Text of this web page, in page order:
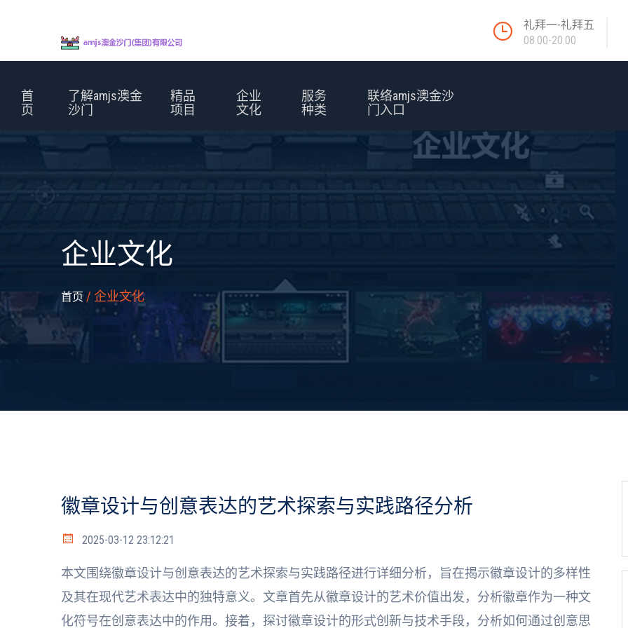
礼拜一-礼拜五
08.00-20.00
首
页
了解amjs澳金
沙门
精品
项目
企业
文化
服务
种类
联络amjs澳金沙
门入口
企业文化
首页/ 企业文化
徽章设计与创意表达的艺术探索与实践路径分析
2025-03-12 23:12:21
本文围绕徽章设计与创意表达的艺术探索与实践路径进行详细分析，旨在揭示徽章设计的多样性
及其在现代艺术表达中的独特意义。文章首先从徽章设计的艺术价值出发，分析徽章作为一种文
化符号在创意表达中的作用。接着，探讨徽章设计的形式创新与技术手段，分析如何通过创意思